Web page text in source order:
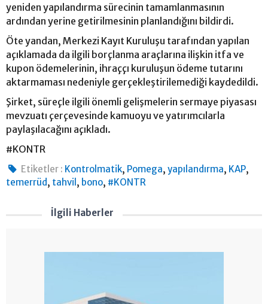
yeniden yapılandırma sürecinin tamamlanmasının
ardından yerine getirilmesinin planlandığını bildirdi.
Öte yandan, Merkezi Kayıt Kuruluşu tarafından yapılan
açıklamada da ilgili borçlanma araçlarına ilişkin itfa ve
kupon ödemelerinin, ihraççı kuruluşun ödeme tutarını
aktarmaması nedeniyle gerçekleştirilemediği kaydedildi.
Şirket, süreçle ilgili önemli gelişmelerin sermaye piyasası
mevzuatı çerçevesinde kamuoyu ve yatırımcılarla
paylaşılacağını açıkladı.
#KONTR
Etiketler : Kontrolmatik, Pomega,yapılandırma, KAP,
temerrüd, tahvil , bono, #KONTR
İlgili Haberler